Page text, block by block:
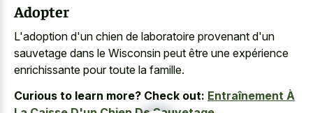
Adopter
L'adoption d'un chien de laboratoire provenant d'un
sauvetage dans le Wisconsin peut être une expérience
enrichissante pour toute la famille.
Curious to learn more? Check out: Entraînement À